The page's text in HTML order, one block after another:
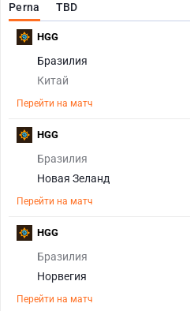
Perna TBD
Бразилия
Китай
Перейти на матч
HGG
Бразилия
Новая Зеланд
Перейти на матч
HGG
Бразилия
Норвегия
Перейти на матч
HGG